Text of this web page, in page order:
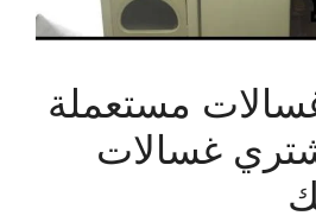
مستعملة
غسالات